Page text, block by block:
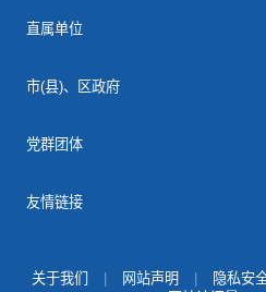
直属单位
市(县)、区政府
党群团体
友情链接
关于我们 网站声明 隐私安